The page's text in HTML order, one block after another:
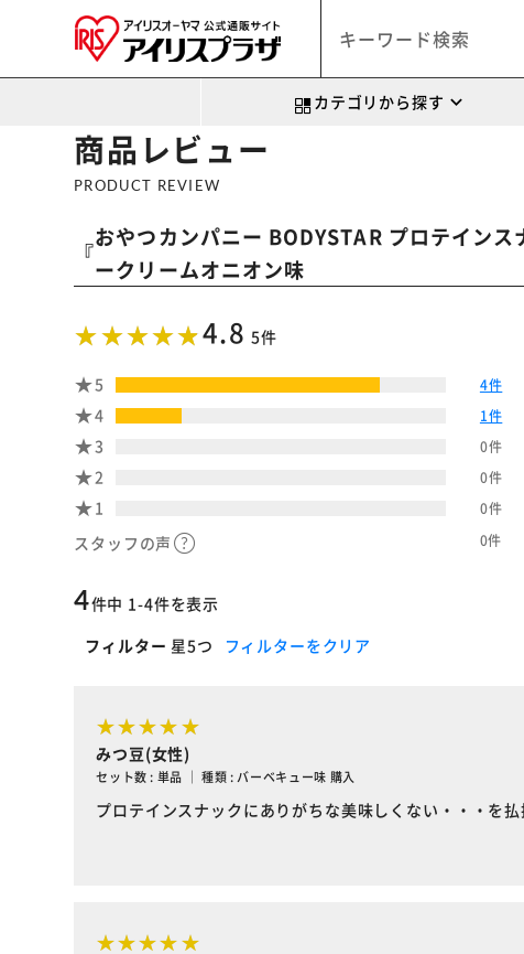
カテゴリから探す
商品レビュー
PRODUCT REVIEW
『
おやつカンパニー BODYSTAR プロテイン
ークリームオニオン味
4.8 5件
5 4件
4 1件
3 0件
2 0件
1 0件
スタッフの声 0件
4件中 1-4件を表示
フィルター 星5つ フィルターをクリア
みつ豆(女性)
セット数 : 単品 ｜ 種類 : バーベキュー味 購入
プロテインスナックにありがちな美味しくない・・・を